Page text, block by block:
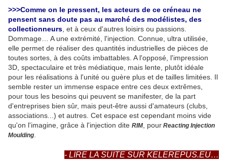
>>>Comme on le pressent, les acteurs de ce créneau ne
pensent sans doute pas au marché des modélistes, des
collectionneurs , et à ceux d'autres loisirs ou passions.
Dommage… A une extrémité, l'injection. Connue, ultra utilisée,
elle permet de réaliser des quantités industrielles de pièces de
toutes sortes, à des coûts imbattables. A l'opposé, l'impression
3D, spectaculaire et très médiatique, mais lente, plutôt idéale
pour les réalisations à l'unité ou guère plus et de tailles limitées. Il
semble rester un immense espace entre ces deux extrêmes,
pour tous les besoins qui peuvent se manifester, de la part
d'entreprises bien sûr, mais peut-être aussi d'amateurs (clubs,
associations...) et autres. Cet espace est cependant moins vide
qu'on l'imagine, grâce à l'injection dite RIM , pour Reacting Injection
Moulding
- LIRE LA SUITE SUR KELEREPUS.EU…